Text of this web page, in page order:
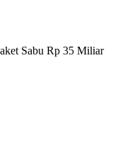
Sabu Rp 35 Miliar